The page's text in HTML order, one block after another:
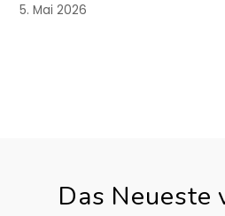
5. Mai 2026
Das Neueste